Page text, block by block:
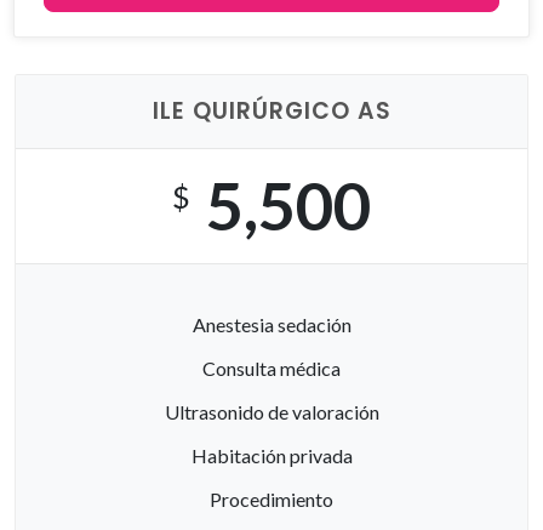
ILE QUIRÚRGICO AS
$ 5,500
Anestesia sedación
Consulta médica
Ultrasonido de valoración
Habitación privada
Procedimiento